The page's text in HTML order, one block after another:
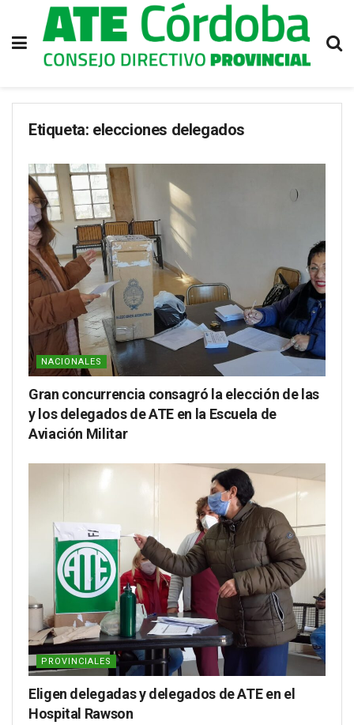
Etiqueta: elecciones delegados
NACIONALES
Gran concurrencia consagró la elección de las
y los delegados de ATE en la Escuela de
Aviación Militar
PROVINCIALES
Eligen delegadas y delegados de ATE en el
Hospital Rawson